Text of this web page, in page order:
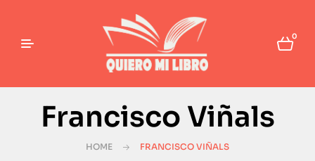
0
Francisco Viñals
HOME FRANCISCO VIÑALS